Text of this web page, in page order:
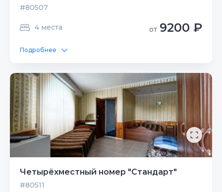
#80507
4 места от 9200 ₽
Подробнее
Четырёхместный номер "Стандарт"
#80511